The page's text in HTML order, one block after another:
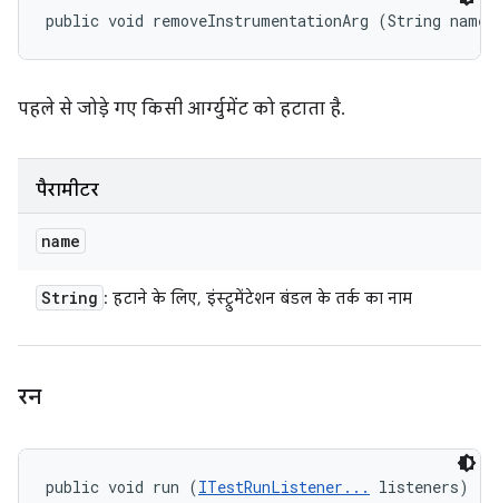
public void removeInstrumentationArg (String name)
पहले से जोड़े गए किसी आर्ग्युमेंट को हटाता है.
पैरामीटर
name
String : हटाने के लिए, इंस्ट्रुमेंटेशन बंडल के तर्क का नाम
रन
public void run (ITestRunListener... listeners)